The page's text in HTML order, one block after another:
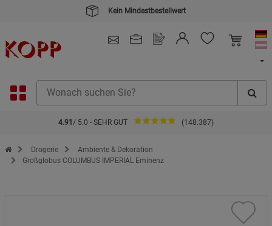
Kein Mindestbestellwert
4.91 / 5.0 - SEHR GUT (148.387)
Zur Startseite des Kopp Verlag Online-Shop
Drogerie
Ambiente & Dekoration
Großglobus COLUMBUS IMPERIAL Eminenz